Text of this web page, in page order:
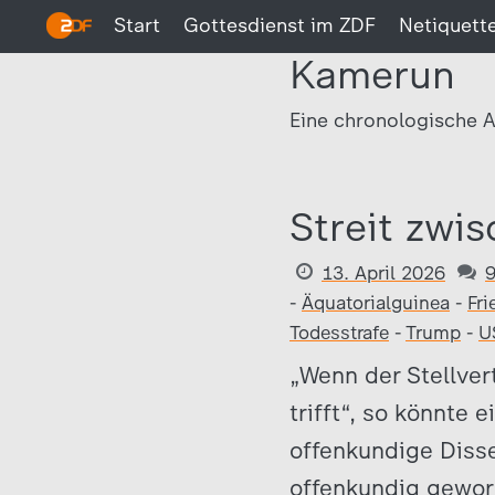
Start Gottesdienst im ZDF
Kamerun
Eine chronologische
Streit
13. April 2026
- Äquatorialguinea -
Todesstrafe - Trump -
„Wenn der
trifft“, so könnte
offenkundige
offenkundig